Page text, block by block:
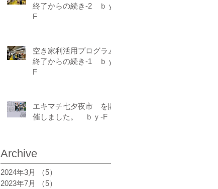
終了からの続き-2 ｂｙ-
F
空き家利活用プログラム
終了からの続き-1 ｂｙ-
F
エキマチ七夕夜市 を開
催しました。 ｂｙ-F
Archive
2024年3月 （5）
2023年7月
（5）